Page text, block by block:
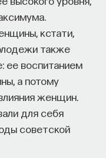
кстати,
также
ее воспитанием
а потому
женщин.
для себя
советской
будут уже
— это текущий
выбором:
он был другим,
Если
проведем
если второе,